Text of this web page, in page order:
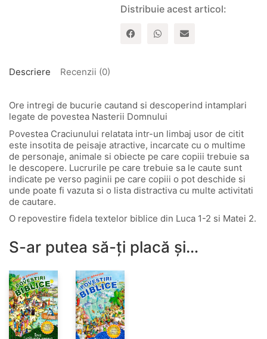
Distribuie acest articol:
Descriere Recenzii (0)
Ore intregi de bucurie cautand si descoperind intamplari
legate de povestea Nasterii Domnului
Povestea Craciunului relatata intr-un limbaj usor de citit
este insotita de peisaje atractive, incarcate cu o multime
de personaje, animale si obiecte pe care copiii trebuie sa
le descopere. Lucrurile pe care trebuie sa le caute sunt
indicate pe verso paginii pe care copiii o pot deschide si
unde poate fi vazuta si o lista distractiva cu multe activitati
de cautare.
O repovestire fidela textelor biblice din Luca 1-2 si Matei 2.
S-ar putea să-ți placă și…